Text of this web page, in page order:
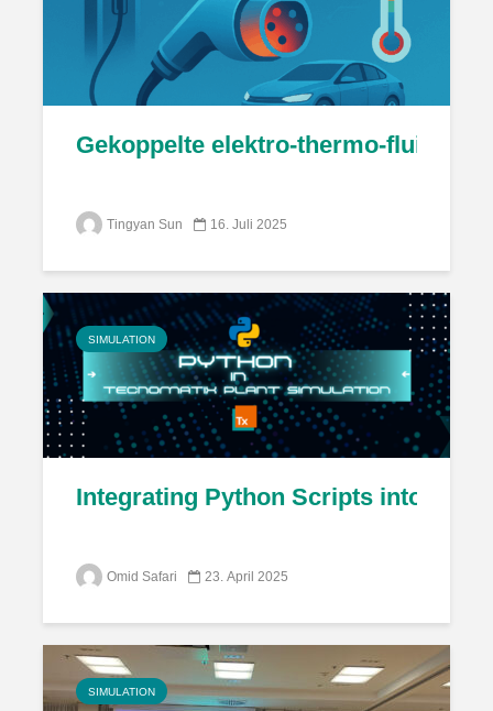
Gekoppelte elektro-thermo-
Tingyan Sun 16. Juli 2025
SIMULATION
Integrating Python Scripts into
Omid Safari 23. April 2025
SIMULATION